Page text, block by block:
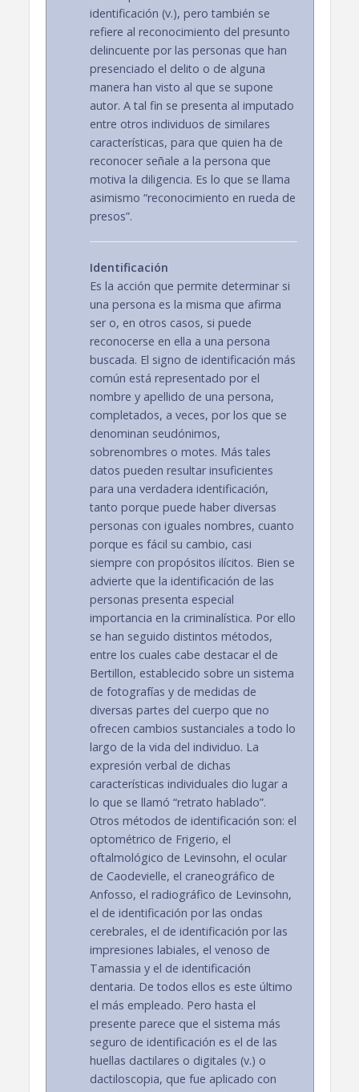
identificación (v.), pero también se
refiere al reconocimiento del presunto
delincuente por las personas que han
presenciado el delito o de alguna
manera han visto al que se supone
autor. A tal fin se presenta al imputado
entre otros individuos de similares
características, para que quien ha de
reconocer señale a la persona que
motiva la diligencia. Es lo que se llama
asimismo “reconocimiento en rueda de
presos”.
Identificación
Es la acción que permite determinar si
una persona es la misma que afirma
ser o, en otros casos, si puede
reconocerse en ella a una persona
buscada. El signo de identificación más
común está representado por el
nombre y apellido de una persona,
completados, a veces, por los que se
denominan seudónimos,
sobrenombres o motes. Más tales
datos pueden resultar insuficientes
para una verdadera identificación,
tanto porque puede haber diversas
personas con iguales nombres, cuanto
porque es fácil su cambio, casi
siempre con propósitos ilícitos. Bien se
advierte que la identificación de las
personas presenta especial
importancia en la criminalística. Por ello
se han seguido distintos métodos,
entre los cuales cabe destacar el de
Bertillon, establecido sobre un sistema
de fotografías y de medidas de
diversas partes del cuerpo que no
ofrecen cambios sustanciales a todo lo
largo de la vida del individuo. La
expresión verbal de dichas
características individuales dio lugar a
lo que se llamó “retrato hablado”.
Otros métodos de identificación son: el
optométrico de Frigerio, el
oftalmológico de Levinsohn, el ocular
de Caodevielle, el craneográfico de
Anfosso, el radiográfico de Levinsohn,
el de identificación por las ondas
cerebrales, el de identificación por las
impresiones labiales, el venoso de
Tamassia y el de identificación
dentaria. De todos ellos es este último
el más empleado. Pero hasta el
presente parece que el sistema más
seguro de identificación es el de las
huellas dactilares o digitales (v.) o
dactiloscopia, que fue aplicado con